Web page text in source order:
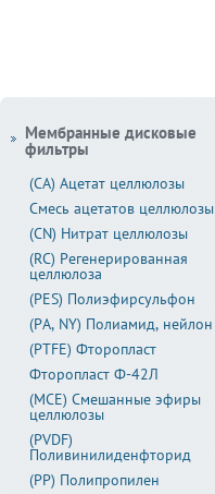
Мембранные дисковые
фильтры
(CA) Ацетат целлюлозы
Смесь ацетатов целлюлозы
(CN) Нитрат целлюлозы
(RC) Регенерированная
целлюлоза
(PES) Полиэфирсульфон
(PA, NY) Полиамид, нейлон
(PTFE) Фторопласт
Фторопласт Ф-42Л
(MCE) Смешанные эфиры
целлюлозы
(PVDF)
Поливинилиденфторид
(PP) Полипропилен